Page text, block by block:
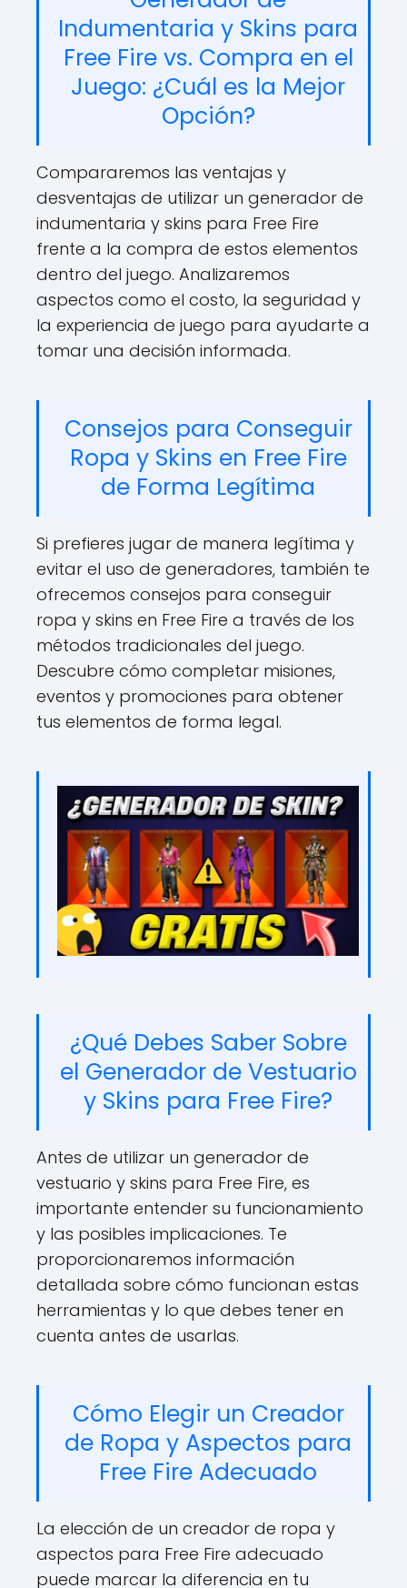
Indumentaria y Skins para
Free Fire vs. Compra en el
Juego: ¿Cuál es la Mejor
Opción?
Compararemos las ventajas y
desventajas de utilizar un generador de
indumentaria y skins para Free Fire
frente a la compra de estos elementos
dentro del juego. Analizaremos
aspectos como el costo, la seguridad y
la experiencia de juego para ayudarte a
tomar una decisión informada.
Consejos para Conseguir
Ropa y Skins en Free Fire
de Forma Legítima
Si prefieres jugar de manera legítima y
evitar el uso de generadores, también te
ofrecemos consejos para conseguir
ropa y skins en Free Fire a través de los
métodos tradicionales del juego.
Descubre cómo completar misiones,
eventos y promociones para obtener
tus elementos de forma legal.
¿Qué Debes Saber Sobre
el Generador de Vestuario
y Skins para Free Fire?
Antes de utilizar un generador de
vestuario y skins para Free Fire, es
importante entender su funcionamiento
y las posibles implicaciones. Te
proporcionaremos información
detallada sobre cómo funcionan estas
herramientas y lo que debes tener en
cuenta antes de usarlas.
Cómo Elegir un Creador
de Ropa y Aspectos para
Free Fire Adecuado
La elección de un creador de ropa y
aspectos para Free Fire adecuado
puede marcar la diferencia en tu